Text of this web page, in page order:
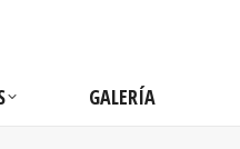
GALERÍA